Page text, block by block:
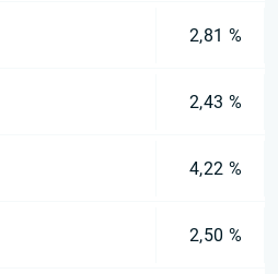
2,81 %
2,43 %
4,22 %
2,50 %